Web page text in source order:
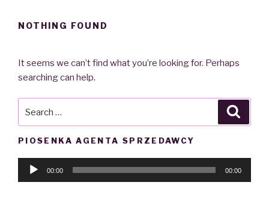
NOTHING FOUND
It seems we can’t find what you’re looking for. Perhaps
searching can help.
PIOSENKA AGENTA SPRZEDAWCY
Audio
00:00 00:00